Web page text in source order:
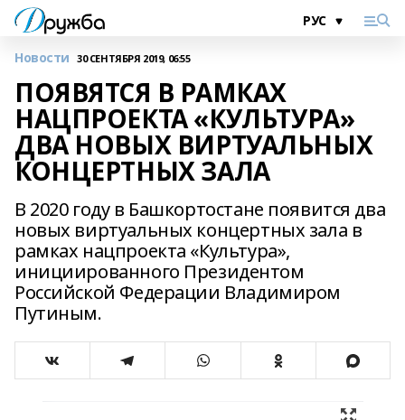
Новости 30 СЕНТЯБРЯ 2019, 06:55
ПОЯВЯТСЯ В РАМКАХ
НАЦПРОЕКТА «КУЛЬТУРА»
ДВА НОВЫХ ВИРТУАЛЬНЫХ
КОНЦЕРТНЫХ ЗАЛА
В 2020 году в Башкортостане появится два
новых виртуальных концертных зала в
рамках нацпроекта «Культура»,
инициированного Президентом
Российской Федерации Владимиром
Путиным.